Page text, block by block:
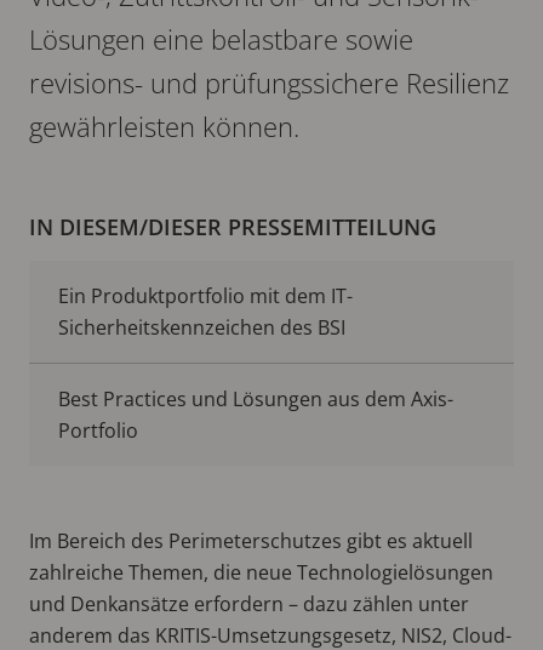
Lösungen eine belastbare sowie
revisions- und prüfungssichere Resilienz
gewährleisten können.
IN DIESEM/DIESER PRESSEMITTEILUNG
Ein Produktportfolio mit dem IT-
Sicherheitskennzeichen des BSI
Best Practices und Lösungen aus dem Axis-
Portfolio
Im Bereich des Perimeterschutzes gibt es aktuell
zahlreiche Themen, die neue Technologielösungen
und Denkansätze erfordern – dazu zählen unter
anderem das KRITIS-Umsetzungsgesetz, NIS2, Cloud-